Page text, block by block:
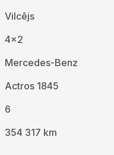
Vilcējs
4x2
Mercedes-Benz
Actros 1845
6
354 317 km